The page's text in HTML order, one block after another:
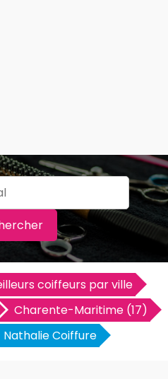
coiffeurs par ville
Charente-Maritime (17)
Nathalie Coiffure